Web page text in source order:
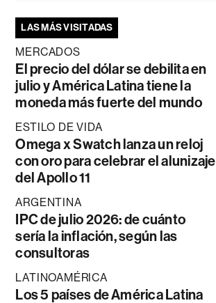
LAS MÁS VISITADAS
MERCADOS
El precio del dólar se debilita en
julio y América Latina tiene la
moneda más fuerte del mundo
ESTILO DE VIDA
Omega x Swatch lanza un reloj
con oro para celebrar el alunizaje
del Apollo 11
ARGENTINA
IPC de julio 2026: de cuánto
sería la inflación, según las
consultoras
LATINOAMÉRICA
Los 5 países de América Latina